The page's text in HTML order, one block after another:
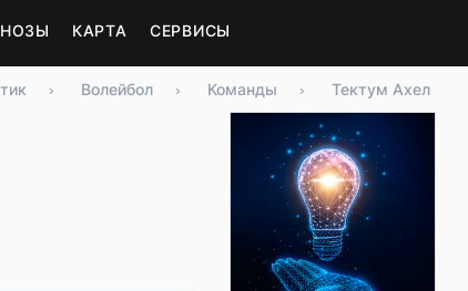
КАРТА СЕРВИСЫ
› Волейбол › Команды › Тектум Ахел